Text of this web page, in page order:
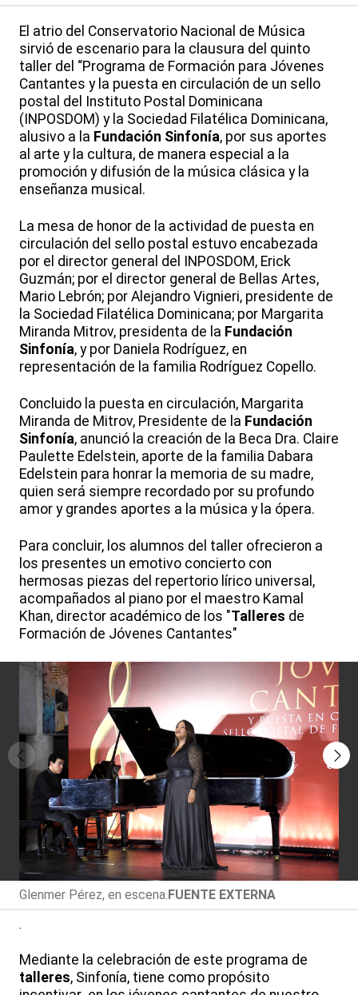
El atrio del Conservatorio Nacional de Música
sirvió de escenario para la clausura del quinto
taller del “Programa de Formación para Jóvenes
Cantantes y la puesta en circulación de un sello
postal del Instituto Postal Dominicana
(INPOSDOM) y la Sociedad Filatélica Dominicana,
alusivo a la Fundación Sinfonía, por sus aportes
al arte y la cultura, de manera especial a la
promoción y difusión de la música clásica y la
enseñanza musical.
La mesa de honor de la actividad de puesta en
circulación del sello postal estuvo encabezada
por el director general del INPOSDOM, Erick
Guzmán; por el director general de Bellas Artes,
Mario Lebrón; por Alejandro Vignieri, presidente de
la Sociedad Filatélica Dominicana; por Margarita
Miranda Mitrov, presidenta de la Fundación
Sinfonía, y por Daniela Rodríguez, en
representación de la familia Rodríguez Copello.
Concluido la puesta en circulación, Margarita
Miranda de Mitrov, Presidente de la Fundación
Sinfonía, anunció la creación de la Beca Dra. Claire
Paulette Edelstein, aporte de la familia Dabara
Edelstein para honrar la memoria de su madre,
quien será siempre recordado por su profundo
amor y grandes aportes a la música y la ópera.
Para concluir, los alumnos del taller ofrecieron a
los presentes un emotivo concierto con
hermosas piezas del repertorio lírico universal,
acompañados al piano por el maestro Kamal
Khan, director académico de los "Talleres de
Formación de Jóvenes Cantantes"
Glenmer Pérez, en escena.FUENTE EXTERNA
.
Mediante la celebración de este programa de
talleres, Sinfonía, tiene como propósito